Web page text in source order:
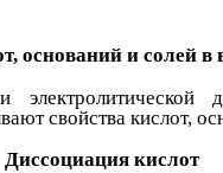
оснований и солей в
свойства кислот,
Диссоциация кислот